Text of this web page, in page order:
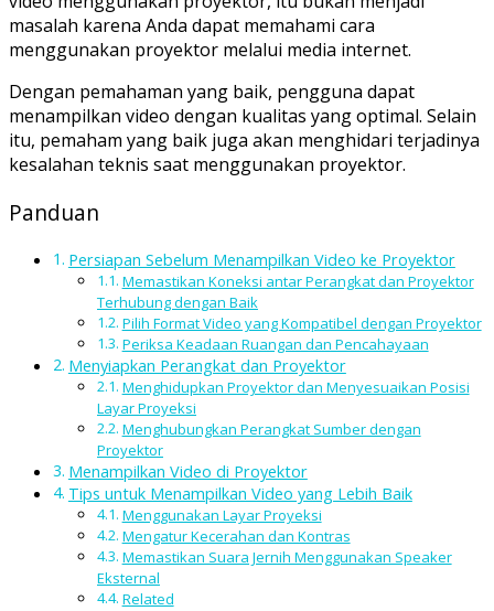
masalah karena Anda dapat memahami cara
menggunakan proyektor melalui media internet.
Dengan pemahaman yang baik, pengguna dapat
menampilkan video dengan kualitas yang optimal. Selain
itu, pemaham yang baik juga akan menghidari terjadinya
kesalahan teknis saat menggunakan proyektor.
Panduan
Persiapan Sebelum Menampilkan Video ke Proyektor
Memastikan Koneksi antar Perangkat dan Proyektor
Terhubung dengan Baik
Pilih Format Video yang Kompatibel dengan Proyektor
Periksa Keadaan Ruangan dan Pencahayaan
Menyiapkan Perangkat dan Proyektor
Menghidupkan Proyektor dan Menyesuaikan Posisi
Layar Proyeksi
Menghubungkan Perangkat Sumber dengan
Proyektor
Menampilkan Video di Proyektor
Tips untuk Menampilkan Video yang Lebih Baik
Menggunakan Layar Proyeksi
Mengatur Kecerahan dan Kontras
Memastikan Suara Jernih Menggunakan Speaker
Eksternal
Related